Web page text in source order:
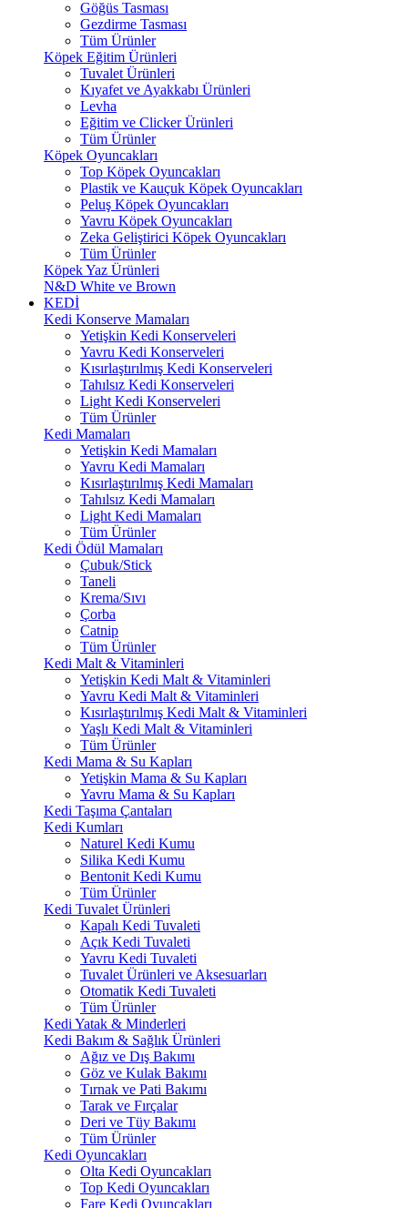
Göğüs Tasması
Gezdirme Tasması
Tüm Ürünler
Köpek Eğitim Ürünleri
Tuvalet Ürünleri
Kıyafet ve Ayakkabı Ürünleri
Levha
Eğitim ve Clicker Ürünleri
Tüm Ürünler
Köpek Oyuncakları
Top Köpek Oyuncakları
Plastik ve Kauçuk Köpek Oyuncakları
Peluş Köpek Oyuncakları
Yavru Köpek Oyuncakları
Zeka Geliştirici Köpek Oyuncakları
Tüm Ürünler
Köpek Yaz Ürünleri
N&D White ve Brown
KEDİ
Kedi Konserve Mamaları
Yetişkin Kedi Konserveleri
Yavru Kedi Konserveleri
Kısırlaştırılmış Kedi Konserveleri
Tahılsız Kedi Konserveleri
Light Kedi Konserveleri
Tüm Ürünler
Kedi Mamaları
Yetişkin Kedi Mamaları
Yavru Kedi Mamaları
Kısırlaştırılmış Kedi Mamaları
Tahılsız Kedi Mamaları
Light Kedi Mamaları
Tüm Ürünler
Kedi Ödül Mamaları
Çubuk/Stick
Taneli
Krema/Sıvı
Çorba
Catnip
Tüm Ürünler
Kedi Malt & Vitaminleri
Yetişkin Kedi Malt & Vitaminleri
Yavru Kedi Malt & Vitaminleri
Kısırlaştırılmış Kedi Malt & Vitaminleri
Yaşlı Kedi Malt & Vitaminleri
Tüm Ürünler
Kedi Mama & Su Kapları
Yetişkin Mama & Su Kapları
Yavru Mama & Su Kapları
Kedi Taşıma Çantaları
Kedi Kumları
Naturel Kedi Kumu
Silika Kedi Kumu
Bentonit Kedi Kumu
Tüm Ürünler
Kedi Tuvalet Ürünleri
Kapalı Kedi Tuvaleti
Açık Kedi Tuvaleti
Yavru Kedi Tuvaleti
Tuvalet Ürünleri ve Aksesuarları
Otomatik Kedi Tuvaleti
Tüm Ürünler
Kedi Yatak & Minderleri
Kedi Bakım & Sağlık Ürünleri
Ağız ve Dış Bakımı
Göz ve Kulak Bakımı
Tırnak ve Pati Bakımı
Tarak ve Fırçalar
Deri ve Tüy Bakımı
Tüm Ürünler
Kedi Oyuncakları
Olta Kedi Oyuncakları
Top Kedi Oyuncakları
Fare Kedi Oyuncakları